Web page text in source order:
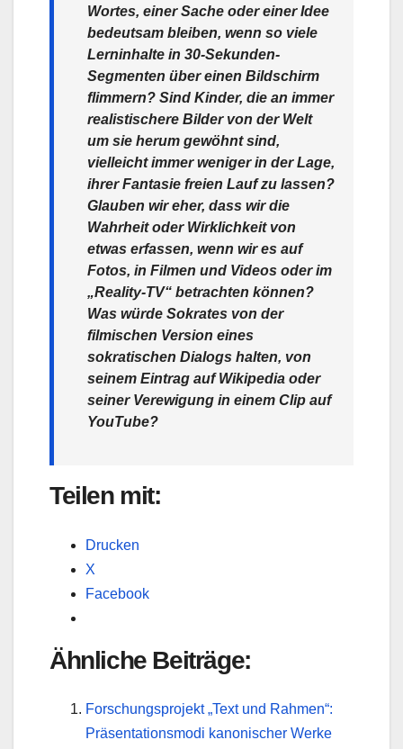
Wortes, einer Sache oder einer Idee
bedeutsam bleiben, wenn so viele
Lerninhalte in 30-Sekunden-
Segmenten über einen Bildschirm
flimmern? Sind Kinder, die an immer
realistischere Bilder von der Welt
um sie herum gewöhnt sind,
vielleicht immer weniger in der Lage,
ihrer Fantasie freien Lauf zu lassen?
Glauben wir eher, dass wir die
Wahrheit oder Wirklichkeit von
etwas erfassen, wenn wir es auf
Fotos, in Filmen und Videos oder im
„Reality-TV“ betrachten können?
Was würde Sokrates von der
filmischen Version eines
sokratischen Dialogs halten, von
seinem Eintrag auf Wikipedia oder
seiner Verewigung in einem Clip auf
YouTube?
Teilen mit:
Drucken
X
Facebook
Ähnliche Beiträge:
Forschungsprojekt „Text und Rahmen“:
Präsentationsmodi kanonischer Werke